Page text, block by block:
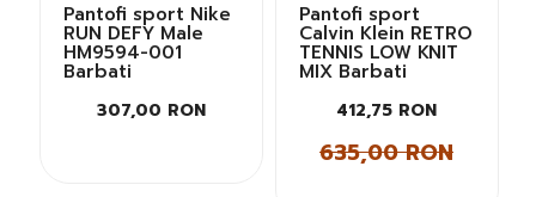
Pantofi sport Nike
RUN DEFY Male
HM9594-001
Barbati
307,00 RON
Pantofi sport
Calvin Klein RETRO
TENNIS LOW KNIT
MIX Barbati
412,75 RON
635,00 RON